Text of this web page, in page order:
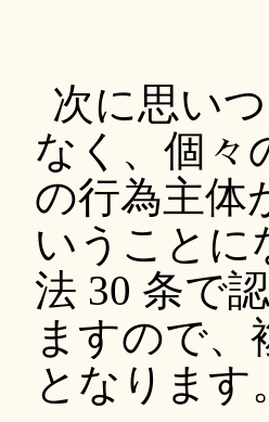
次に思い
なく、個々
の行為主体
いうことに
法 30 条で
ますので、
となります